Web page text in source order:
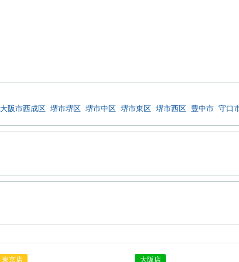
大阪市西成区 堺市堺区 堺市中区 堺市東区 堺市西区 豊中市 守口
東京店 大阪店